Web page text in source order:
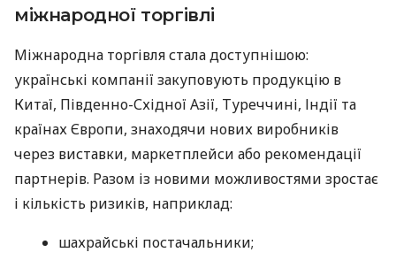
міжнародної торгівлі
Міжнародна торгівля стала доступнішою:
українські компанії закуповують продукцію в
Китаї, Південно-Східної Азії, Туреччині, Індії та
країнах Європи, знаходячи нових виробників
через виставки, маркетплейси або рекомендації
партнерів. Разом із новими можливостями зростає
і кількість ризиків, наприклад:
шахрайські постачальники;